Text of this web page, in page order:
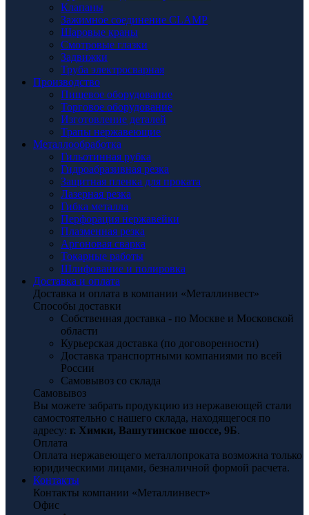
Клапаны
Зажимное соединение CLAMP
Шаровые краны
Смотровые глазки
Задвижки
Труба электросварная
Производство
Пищевое оборудование
Торговое оборудование
Изготовление деталей
Трапы нержавеющие
Металлообработка
Гильотинная рубка
Гидроабразивная резка
Защитная пленка для проката
Лазерная резка
Гибка металла
Перфорация нержавейки
Плазменная резка
Аргоновая сварка
Токарные работы
Шлифование и полировка
Доставка и оплата
Доставка и оплата в компании «Металлинвест»
Способы доставки
Собственная доставка - по Москве и Московской
области
Курьерская доставка (по договоренности)
Доставка транспортными компаниями по всей
России
Самовывоз со склада
Самовывоз
Вы можете забрать продукцию из нержавеющей стали
самостоятельно с нашего склада, находящегося по
адресу: г. Химки, Вашутинское шоссе, 9Б.
Оплата
Оплата нержавеющего металлопроката возможна только
юридическими лицами, безналичной формой расчета.
Контакты
Контакты компании «Металлинвест»
Офис